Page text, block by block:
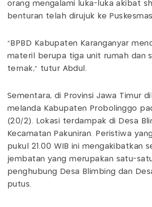
orang mengalami luka-luka akibat
benturan telah dirujuk ke
"BPBD Kabupaten Karanganyar
materil berupa tiga unit rumah dan
ternak," tutur Abdul.
Sementara, di Provinsi Jawa Timur
melanda Kabupaten Probolinggo
(20/2). Lokasi terdampak di Desa
Kecamatan Pakuniran. Peristiwa
pukul 21.00 WIB ini mengakibatkan
jembatan yang merupakan satu-
penghubung Desa Blimbing dan
putus.